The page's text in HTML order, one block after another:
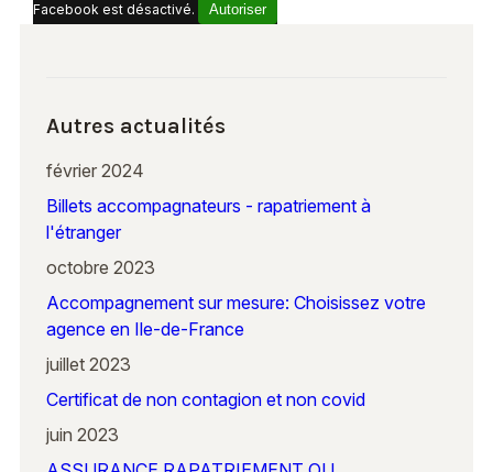
Facebook est désactivé.
Autoriser
Autres actualités
février 2024
Billets accompagnateurs - rapatriement à
l'étranger
octobre 2023
Accompagnement sur mesure: Choisissez votre
agence en Ile-de-France
juillet 2023
Certificat de non contagion et non covid
juin 2023